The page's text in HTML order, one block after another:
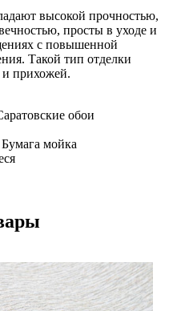
высокой прочностью,
просты в уходе и
с повышенной
Такой тип отделки
и прихожей.
обои
Бумага мойка